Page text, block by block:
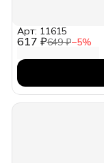
617 ₽649 ₽−5%
Арт: 11615